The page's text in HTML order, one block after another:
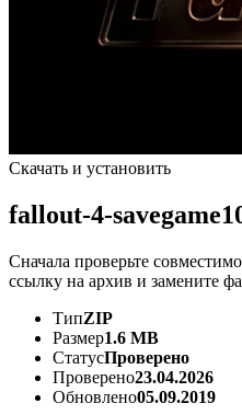
Скачать и установить
fallout-4-
Сначала проверьте
ссылку на архив и замените
ТипZIP
Размер1.6 MB
СтатусПроверено
Проверено23.04.2026
Обновлено05.09.2019